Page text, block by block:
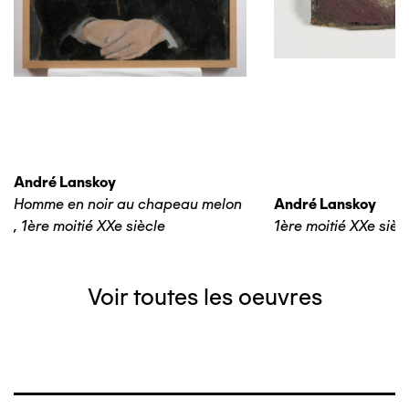
André Lanskoy
Homme en noir au chapeau melon
, 1ère moitié XXe siècle
André Lanskoy
1ère moitié XXe
Voir toutes les oeuvres